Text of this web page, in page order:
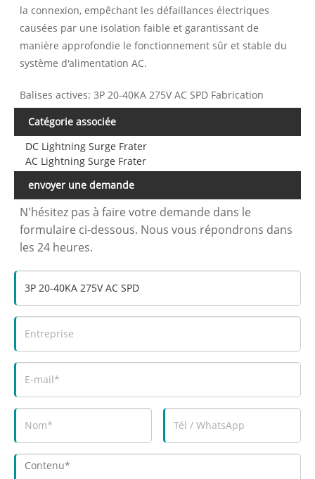
la connexion, empêchant les défaillances électriques
causées par une isolation faible et garantissant de
manière approfondie le fonctionnement sûr et stable du
système d'alimentation AC.
Balises actives: 3P 20-40KA 275V AC SPD Fabrication
Catégorie associée
DC Lightning Surge Frater
AC Lightning Surge Frater
envoyer une demande
N'hésitez pas à faire votre demande dans le
formulaire ci-dessous. Nous vous répondrons dans
les 24 heures.